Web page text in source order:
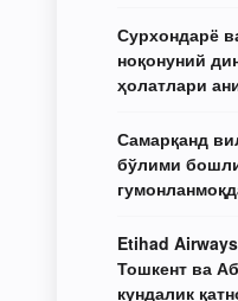
Сурхондарё
ноқонуний
ҳолатлари
Самарқанд
бўлими
Etihad
Тошкент ва
кундалик